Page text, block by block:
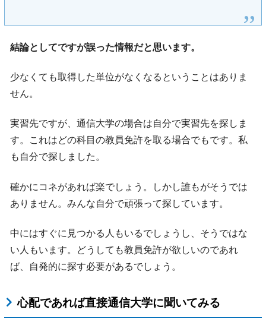
結論としてですが誤った情報だと思います。
少なくても取得した単位がなくなるということはありま
せん。
実習先ですが、通信大学の場合は自分で実習先を探しま
す。これはどの科目の教員免許を取る場合でもです。私
も自分で探しました。
確かにコネがあれば楽でしょう。しかし誰もがそうでは
ありません。みんな自分で頑張って探しています。
中にはすぐに見つかる人もいるでしょうし、そうではな
い人もいます。どうしても教員免許が欲しいのであれ
ば、自発的に探す必要があるでしょう。
心配であれば直接通信大学に聞いてみる